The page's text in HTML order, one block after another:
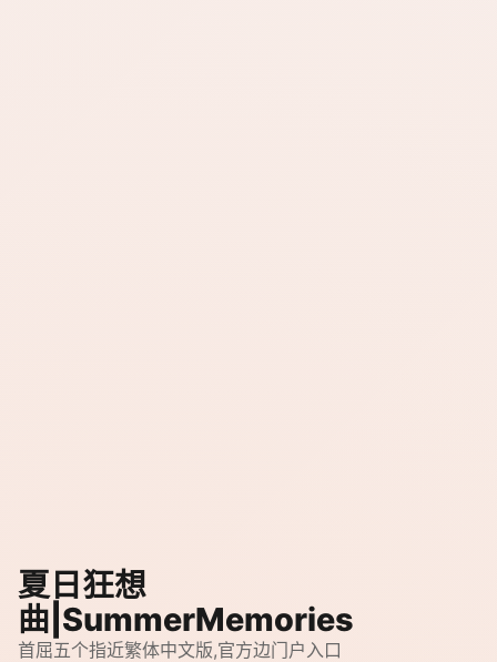
夏日狂想
曲|SummerMemories
首屈五个指近繁体中文版,官方边门户入口